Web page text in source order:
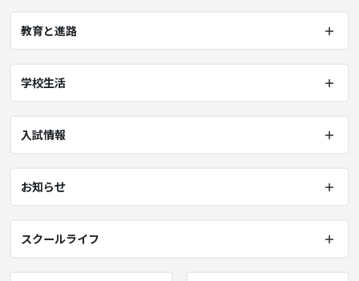
教育と進路
学校生活
入試情報
お知らせ
スクールライフ